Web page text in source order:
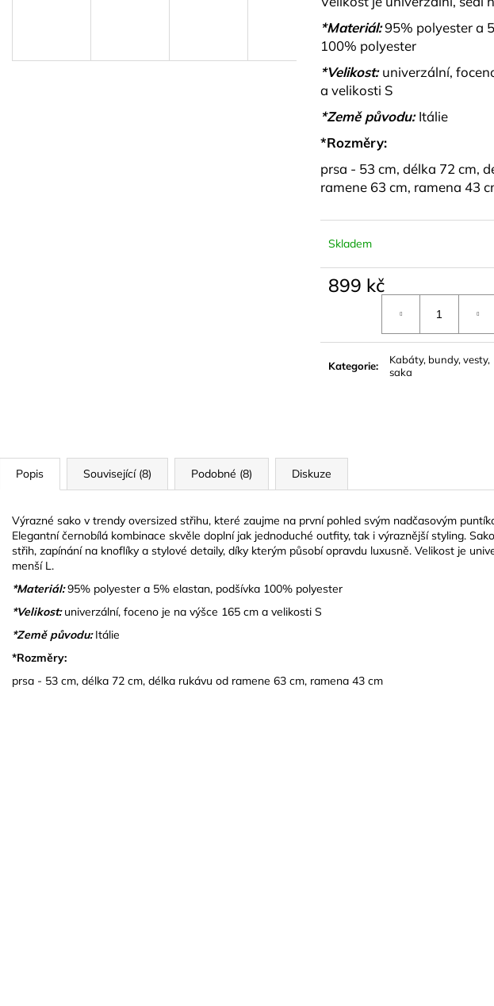
*Materiál:95% polyester a
100% polyester
*Velikost: univerzální,
a velikosti S
*Země původu:Itálie
*Rozměry:
prsa - 53 cm, délka 72 cm,
ramene 63 cm, ramena 43
Skladem
899 kč
Kategorie:
Kabáty, bundy, vesty,
saka
Popis Související (8) Podobné (8) Diskuze
Výrazné sako v trendy oversized střihu, které zaujme na první pohled svým nadčasovým
Elegantní černobílá kombinace skvěle doplní jak jednoduché outfity, tak i výraznější styling.
střih, zapínání na knoflíky a stylové detaily, díky kterým působí opravdu luxusně. Velikost je
menší L.
*Materiál: 95% polyester a 5% elastan, podšívka 100% polyester
*Velikost: univerzální, foceno je na výšce 165 cm a velikosti S
*Země původu:Itálie
*Rozměry:
prsa - 53 cm, délka 72 cm, délka rukávu od ramene 63 cm, ramena 43 cm
SPORTOVNÍ SET VÍNOVÝ A ČERNÝ